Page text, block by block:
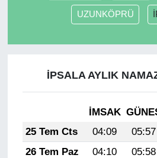
UZUNKÖPRÜ
İPSALA AYLIK
İMSAK
25 Tem Cts
04:09 05:57
26 Tem Paz
04:10 05:58